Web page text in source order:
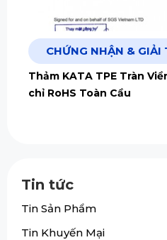
CHỨNG NHẬN & GIẢI
Thảm KATA TPE Tràn
chỉ RoHS Toàn Cầu
Tin tức
Tin Sản Phẩm
Tin Khuyến Mại